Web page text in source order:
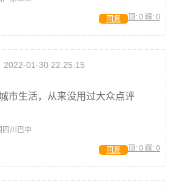
顶: 0 踩: 0
回复
2022-01-30 22:25:15
市生活，从来没用过大众点评
四川巴中
顶: 0 踩: 0
回复